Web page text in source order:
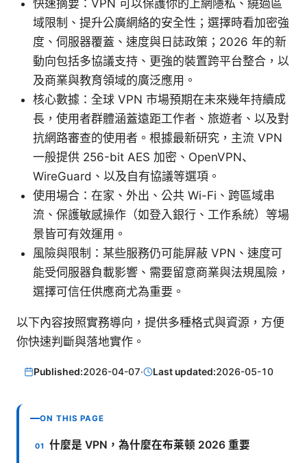
快速摘要：VPN 可以保護你的上網隱私、繞過區
域限制、提升公廣網絡的安全性；選擇時看加密強
度、伺服器覆蓋、速度與日誌政策；2026 年的新
動向包括多協議支持、更強的裝置跨平台整合，以
及商業與教育領域的廣泛應用。
核心數據：全球 VPN 市場預期在未來幾年持續成
長，使用者群體涵蓋遠距工作者、旅遊者、以及對
抗網路審查的使用者。根據最新研究，主流 VPN
一般提供 256-bit AES 加密、OpenVPN、
WireGuard、以及自有協議等選項。
使用場合：在家、外出、公共 Wi-Fi、跨區域串
流、保護敏感操作（如登入銀行、工作系統）等場
景皆可有效運用。
風險與限制：某些服務仍可能屏蔽 VPN、速度可
能受伺服器負載影響、需要留意商業與法規風險，
選擇可信任供應商尤為重要。
以下內容按照實務導向，提供多種格式與資源，方便
你快速判斷與落地實作。
Published:2026-04-07· Last updated:2026-05-10
ON THIS PAGE
什麼是 VPN，為什麼在布莱顿 2026 重要